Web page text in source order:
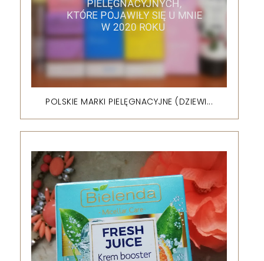
POLSKIE MARKI PIELĘGNACYJNE (DZIEWI...